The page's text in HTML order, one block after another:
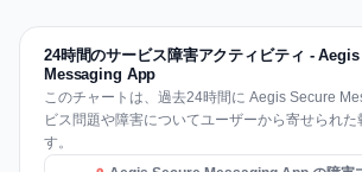
24時間のサービス障害アクティビティ -
Messaging App
このチャートは、過去24時間に Aegis Secure
ビス問題や障害についてユーザーから寄せられた
す。